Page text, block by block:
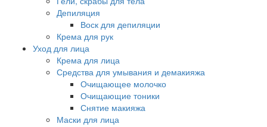
Депиляция
Воск для депиляции
Крема для рук
Уход для лица
Крема для лица
Средства для умывания и демакияжа
Очищающее молочко
Очищающие тоники
Снятие макияжа
Маски для лица